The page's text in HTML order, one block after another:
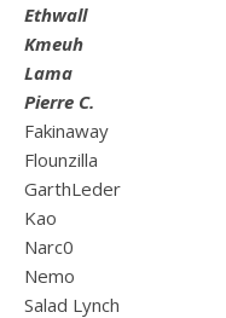
Ethwall
Kmeuh
Lama
Pierre C.
Fakinaway
Flounzilla
GarthLeder
Kao
Narc0
Nemo
Salad Lynch